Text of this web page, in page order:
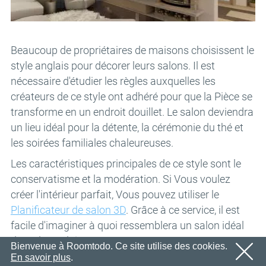
Email
OK
Inscription Rappeler le mot de passe
Nous vous enverrons sous peu un e-mail contenant un
lien de confirmation.
OK
OK
Beaucoup de propriétaires de maisons choisissent le
style anglais pour décorer leurs salons. Il est
nécessaire d'étudier les règles auxquelles les
créateurs de ce style ont adhéré pour que la Pièce se
transforme en un endroit douillet. Le salon deviendra
un lieu idéal pour la détente, la cérémonie du thé et
les soirées familiales chaleureuses.
Les caractéristiques principales de ce style sont le
conservatisme et la modération. Si Vous voulez
créer l'intérieur parfait, Vous pouvez utiliser le
Planificateur de salon 3D. Grâce à ce service, il est
facile d'imaginer à quoi ressemblera un salon idéal
de style anglais.
Bienvenue à Roomtodo. Ce site utilise des cookies.
En savoir plus.